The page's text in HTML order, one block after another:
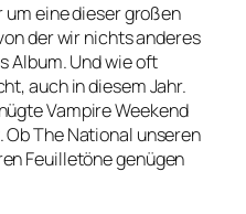
um eine dieser großen
der wir nichts anderes
Album. Und wie oft
auch in diesem Jahr.
Vampire Weekend
The National unseren
Feuilletöne genügen